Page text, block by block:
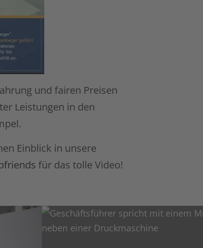
und fairen Preisen
Leistungen in den
Einblick in unsere
für das tolle Video!